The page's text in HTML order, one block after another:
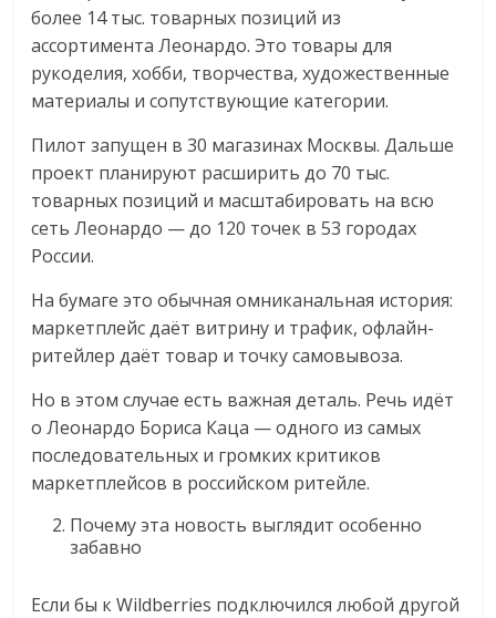
более 14 тыс. товарных позиций из
ассортимента Леонардо. Это товары для
рукоделия, хобби, творчества, художественные
материалы и сопутствующие категории.
Пилот запущен в 30 магазинах Москвы. Дальше
проект планируют расширить до 70 тыс.
товарных позиций и масштабировать на всю
сеть Леонардо — до 120 точек в 53 городах
России.
На бумаге это обычная омниканальная история:
маркетплейс даёт витрину и трафик, офлайн-
ритейлер даёт товар и точку самовывоза.
Но в этом случае есть важная деталь. Речь идёт
о Леонардо Бориса Каца — одного из самых
последовательных и громких критиков
маркетплейсов в российском ритейле.
Почему эта новость выглядит особенно
забавно
Если бы к Wildberries подключился любой другой